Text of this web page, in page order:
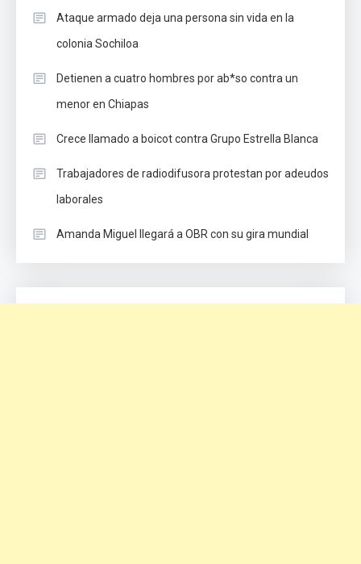
Ataque armado deja una persona sin vida en la
colonia Sochiloa
Detienen a cuatro hombres por ab*so contra un
menor en Chiapas
Crece llamado a boicot contra Grupo Estrella Blanca
Trabajadores de radiodifusora protestan por adeudos
laborales
Amanda Miguel llegará a OBR con su gira mundial